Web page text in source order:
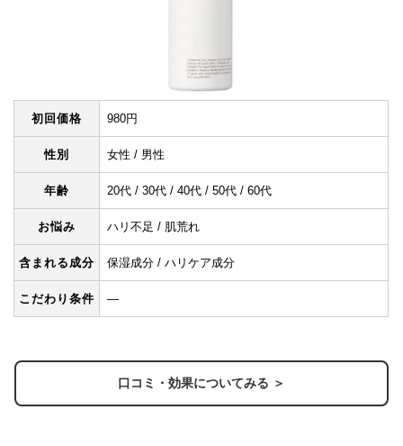
初回価格 980円
性別 女性 / 男性
年齢 20代 / 30代 / 40代 / 50代 / 60代
お悩み ハリ不足 / 肌荒れ
含まれる成分 保湿成分 / ハリケア成分
こだわり条件 ―
口コミ・効果についてみる ＞